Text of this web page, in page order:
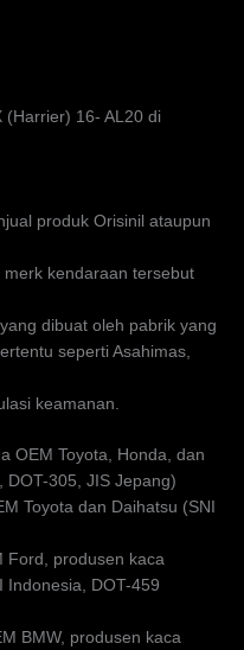
(Harrier) 16- AL20 di
produk Orisinil ataupun
kendaraan tersebut
dibuat oleh pabrik yang
seperti Asahimas,
keamanan.
OEM Toyota, Honda, dan
DOT-305, JIS Jepang)
Toyota dan Daihatsu (SNI
Ford, produsen kaca
Indonesia, DOT-459
BMW, produsen kaca